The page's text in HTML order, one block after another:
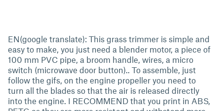
EN(google translate): This grass trimmer is simple and
easy to make, you just need a blender motor, a piece of
100 mm PVC pipe, a broom handle, wires, a micro
switch (microwave door button).. To assemble, just
follow the gifs, on the engine propeller you need to
turn all the blades so that the air is released directly
into the engine. I RECOMMEND that you print in ABS,